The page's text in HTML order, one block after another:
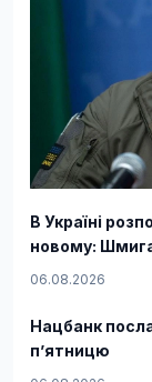
В Україні
новому:
06.08.2026
Нацбанк
п’ятницю